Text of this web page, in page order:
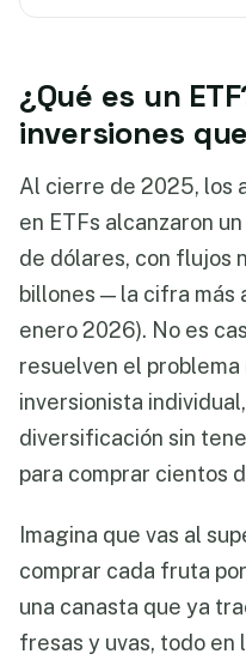
¿Qué es un
inversiones
Al cierre de 2025, los
en ETFs alcanzaron
de dólares, con flujos
billones — la cifra más
enero 2026). No es
resuelven el
inversionista
diversificación sin
para comprar cientos
Imagina que vas al
comprar cada fruta
una canasta que ya
fresas y uvas, todo en